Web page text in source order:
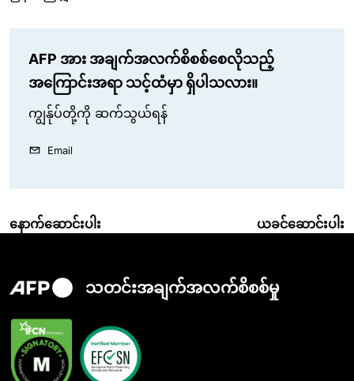
AFP အား အချက်အလက်စိစစ်စေလိုသည့်
အကြောင်းအရာ သင့်ထံမှာ ရှိပါသလား။
ကျွန်ုပ်တို့ကို ဆက်သွယ်ရန်
Email
နောက်ဆောင်းပါး ယခင်ဆောင်းပါး
သတင်းအချက်အလက်စိစစ်မှု